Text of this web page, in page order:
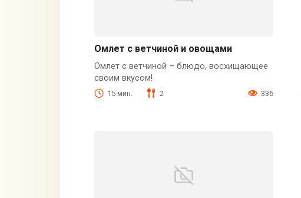
Омлет с ветчиной и овощами
Омлет с ветчиной – блюдо, восхищающее
своим вкусом!
15 мин. 2 336